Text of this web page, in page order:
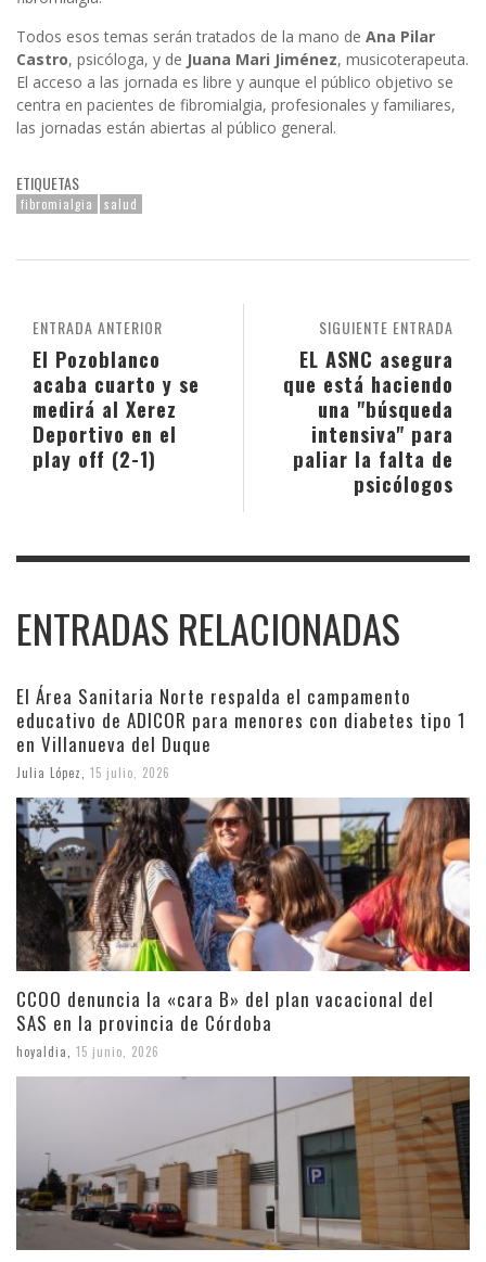
Todos esos temas serán tratados de la mano de Ana Pilar
Castro, psicóloga, y de Juana Mari Jiménez, musicoterapeuta.
El acceso a las jornada es libre y aunque el público objetivo se
centra en pacientes de fibromialgia, profesionales y familiares,
las jornadas están abiertas al público general.
ETIQUETAS
fibromialgia salud
SIGUIENTE ENTRADA
EL ASNC asegura
que está haciendo
una "búsqueda
intensiva" para
paliar la falta de
psicólogos
ENTRADA ANTERIOR
El Pozoblanco
acaba cuarto y se
medirá al Xerez
Deportivo en el
play off (2-1)
ENTRADAS RELACIONADAS
El Área Sanitaria Norte respalda el campamento
educativo de ADICOR para menores con diabetes tipo 1
en Villanueva del Duque
Julia López 15 julio, 2026
CCOO denuncia la «cara B» del plan vacacional del
SAS en la provincia de Córdoba
hoyaldia 15 junio, 2026